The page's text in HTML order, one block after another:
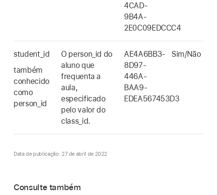
4CAD-
9B4A-
2E0C09EDCCC4
student_id
também
conhecido
como
person_id
O person_id do
aluno que
frequenta a
aula,
especificado
pelo valor do
class_id.
AE4A6BB3-
8D97-
446A-
BAA9-
EDEA567453D3
Sim/Não
Data de publicação: 27 de abril de 2022
Consulte também